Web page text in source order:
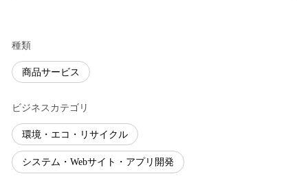
種類
商品サービス
ビジネスカテゴリ
環境・エコ・リサイクル
システム・Webサイト・アプリ開発